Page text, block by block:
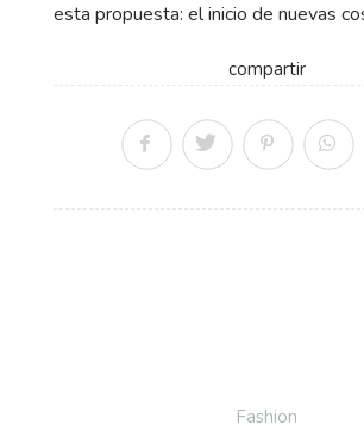
esta propuesta: el inicio de nuevas
compartir
Fashion